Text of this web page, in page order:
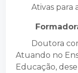
Ativas para
Doutora com
Atuando no
Educação,